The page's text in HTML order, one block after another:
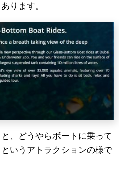
ります。
、どうやらボートに乗って
いうアトラクションの様で